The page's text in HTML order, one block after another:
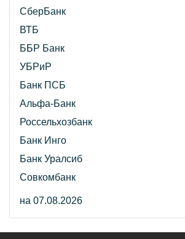
СберБанк
ВТБ
ББР Банк
УБРиР
Банк ПСБ
Альфа-Банк
Россельхозбанк
Банк Инго
Банк Уралсиб
Совкомбанк
на 07.08.2026